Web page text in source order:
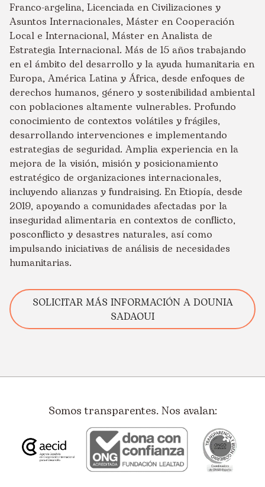
Franco-argelina, Licenciada en Civilizaciones y
Asuntos Internacionales, Máster en Cooperación
Local e Internacional, Máster en Analista de
Estrategia Internacional. Más de 15 años trabajando
en el ámbito del desarrollo y la ayuda humanitaria en
Europa, América Latina y África, desde enfoques de
derechos humanos, género y sostenibilidad ambiental
con poblaciones altamente vulnerables. Profundo
conocimiento de contextos volátiles y frágiles,
desarrollando intervenciones e implementando
estrategias de seguridad. Amplia experiencia en la
mejora de la visión, misión y posicionamiento
estratégico de organizaciones internacionales,
incluyendo alianzas y fundraising. En Etiopía, desde
2019, apoyando a comunidades afectadas por la
inseguridad alimentaria en contextos de conflicto,
posconflicto y desastres naturales, así como
impulsando iniciativas de análisis de necesidades
humanitarias.
SOLICITAR MÁS INFORMACIÓN A DOUNIA
SADAOUI
Somos transparentes. Nos avalan: